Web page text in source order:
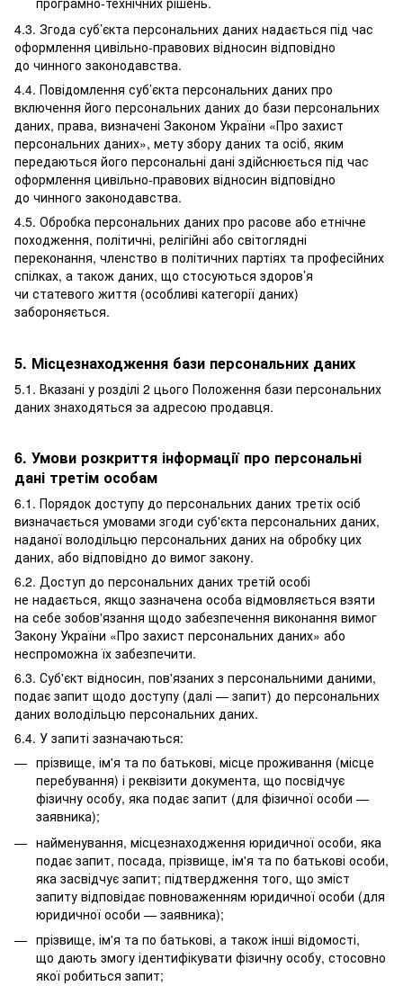
4.3. Згода суб’єкта персональних даних надається під час
оформлення цивільно-правових відносин відповідно
до чинного законодавства.
4.4. Повідомлення суб’єкта персональних даних про
включення його персональних даних до бази персональних
даних, права, визначені Законом України «Про захист
персональних даних», мету збору даних та осіб, яким
передаються його персональні дані здійснюється під час
оформлення цивільно-правових відносин відповідно
до чинного законодавства.
4.5. Обробка персональних даних про расове або етнічне
походження, політичні, релігійні або світоглядні
переконання, членство в політичних партіях та професійних
спілках, а також даних, що стосуються здоров’я
чи статевого життя (особливі категорії даних)
забороняється.
5. Місцезнаходження бази персональних даних
5.1. Вказані у розділі 2 цього Положення бази персональних
даних знаходяться за адресою продавця.
6. Умови розкриття інформації про персональні
дані третім особам
6.1. Порядок доступу до персональних даних третіх осіб
визначається умовами згоди суб'єкта персональних даних,
наданої володільцю персональних даних на обробку цих
даних, або відповідно до вимог закону.
6.2. Доступ до персональних даних третій особі
не надається, якщо зазначена особа відмовляється взяти
на себе зобов'язання щодо забезпечення виконання вимог
Закону України «Про захист персональних даних» або
неспроможна їх забезпечити.
6.3. Суб'єкт відносин, пов'язаних з персональними даними,
подає запит щодо доступу (далі — запит) до персональних
даних володільцю персональних даних.
6.4. У запиті зазначаються:
прізвище, ім'я та по батькові, місце проживання (місце
перебування) і реквізити документа, що посвідчує
фізичну особу, яка подає запит (для фізичної особи —
заявника);
найменування, місцезнаходження юридичної особи, яка
подає запит, посада, прізвище, ім'я та по батькові особи,
яка засвідчує запит; підтвердження того, що зміст
запиту відповідає повноваженням юридичної особи (для
юридичної особи — заявника);
прізвище, ім'я та по батькові, а також інші відомості,
що дають змогу ідентифікувати фізичну особу, стосовно
якої робиться запит;